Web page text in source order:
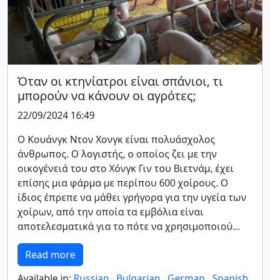
Όταν οι κτηνίατροι είναι σπάνιοι, τι
μπορούν να κάνουν οι αγρότες;
22/09/2024 16:49
Ο Κουάνγκ Ντον Χονγκ είναι πολυάσχολος
άνθρωπος. Ο λογιστής, ο οποίος ζει με την
οικογένειά του στο Χόνγκ Γιν του Βιετνάμ, έχει
επίσης μια φάρμα με περίπου 600 χοίρους. Ο
ίδιος έπρεπε να μάθει γρήγορα για την υγεία των
χοίρων, από την οποία τα εμβόλια είναι
αποτελεσματικά για το πότε να χρησιμοποιού...
Read more